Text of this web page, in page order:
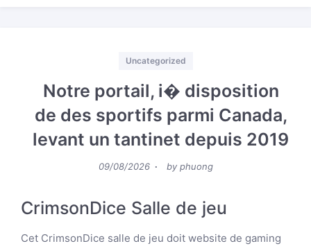
Uncategorized
Notre portail, i� disposition
de des sportifs parmi Canada,
levant un tantinet depuis 2019
Posted
09/08/2026 by phuong
CrimsonDice Salle de jeu
Cet CrimsonDice salle de jeu doit website de gaming